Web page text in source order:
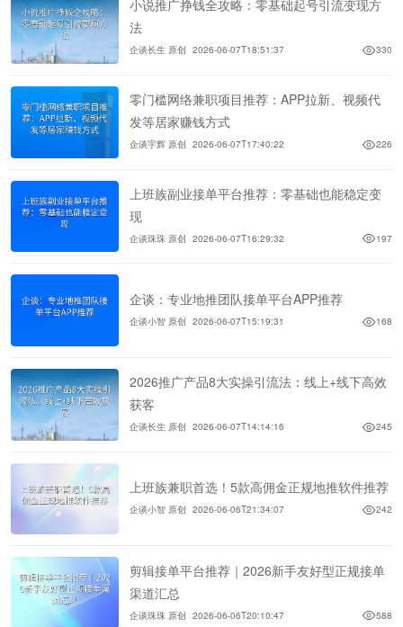
小说推广挣钱全攻略：零基础起号引流变现方
法
企谈长生 原创 2026-06-07T18:51:37 330
零门槛网络兼职项目推荐：APP拉新、视频代
发等居家赚钱方式
企谈宇辉 原创 2026-06-07T17:40:22 226
上班族副业接单平台推荐：零基础也能稳定变
现
企谈珠珠 原创 2026-06-07T16:29:32 197
企谈：专业地推团队接单平台APP推荐
企谈小智 原创 2026-06-07T15:19:31 168
2026推广产品8大实操引流法：线上+线下高效
获客
企谈长生 原创 2026-06-07T14:14:16 245
上班族兼职首选！5款高佣金正规地推软件推荐
企谈小智 原创 2026-06-06T21:34:07 242
剪辑接单平台推荐｜2026新手友好型正规接单
渠道汇总
企谈珠珠 原创 2026-06-06T20:10:47 588